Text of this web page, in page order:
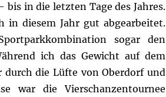
in die letzten Tage des Jahres.
in diesem Jahr gut abgearbeitet.
sogar den
ich das Gewicht auf dem
durch die Lüfte von Oberdorf und
war die Vierschanzentournee